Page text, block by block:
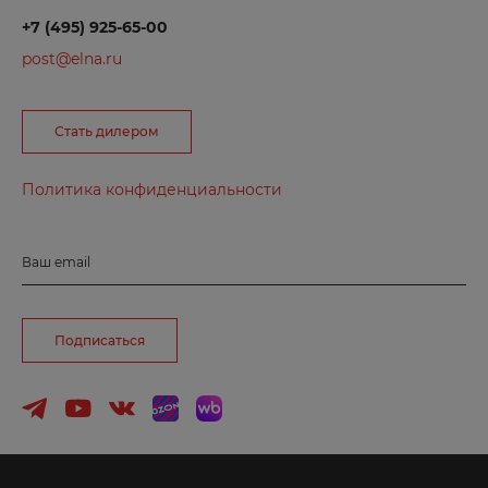
+7 (495) 925-65-00
post@elna.ru
Стать дилером
Политика конфиденциальности
Ваш email
Подписаться
Б
Балаково
Балашиха
Барнаул
Боровичи
Бородино
Брянск
Буйнакск
В